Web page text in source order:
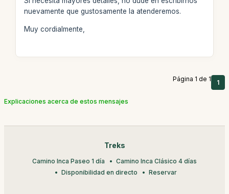
nuevamente que gustosamente la atenderemos.
Muy cordialmente,
Página 1 de 1 1
Explicaciones acerca de estos mensajes
Treks
Camino Inca Paseo 1 día
Camino Inca Clásico 4 días
Disponibilidad en directo
Reservar